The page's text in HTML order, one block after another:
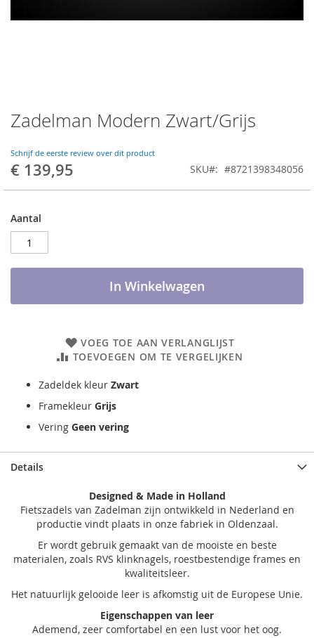
Zadelman Modern Zwart/Grijs
Schrijf de eerste review over dit product
€ 139,95 SKU #8721398348056
Aantal
In Winkelwagen
VOEG TOE AAN VERLANGLIJST
TOEVOEGEN OM TE VERGELIJKEN
Zadeldek kleur Zwart
Framekleur Grijs
Vering Geen vering
Ga
naar
begin
van
de
gallerij
Details
Designed & Made in Holland
Fietszadels van Zadelman zijn ontwikkeld in Nederland en
productie vindt plaats in onze fabriek in Oldenzaal.
Er wordt gebruik gemaakt van de mooiste en beste
materialen, zoals RVS klinknagels, roestbestendige frames en
kwaliteitsleer.
Het natuurlijk gelooide leer is afkomstig uit de Europese Unie.
Eigenschappen van leer
Ademend, zeer comfortabel en een lust voor het oog.